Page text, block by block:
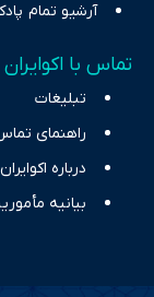
آرشیو تمام
تماس با اکوایران
تبلیغات
راهنمای
درباره اکوایران
بیانیه